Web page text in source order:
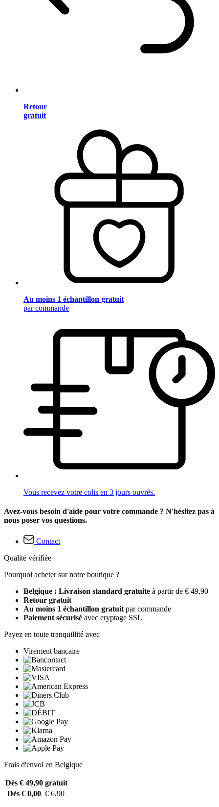
Retour
gratuit
Au moins 1 échantillon gratuit
par commande
Vous recevez votre colis en 3 jours ouvrés.
Avez-vous besoin d'aide pour votre commande ? N'hésitez pas à
nous poser vos questions.
Contact
Qualité vérifiée
Pourquoi acheter sur notre boutique ?
Belgique : Livraison standard gratuite à partir de € 49,90
Retour gratuit
Au moins 1 échantillon gratuit par commande
Paiement sécurisé avec cryptage SSL
Payez en toute tranquillité avec
Virement bancaire
Frais d'envoi en Belgique
Dès € 49,90 gratuit
Dès € 0,00 € 6,90